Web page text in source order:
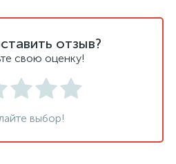
отзыв?
свою оценку!
выбор!